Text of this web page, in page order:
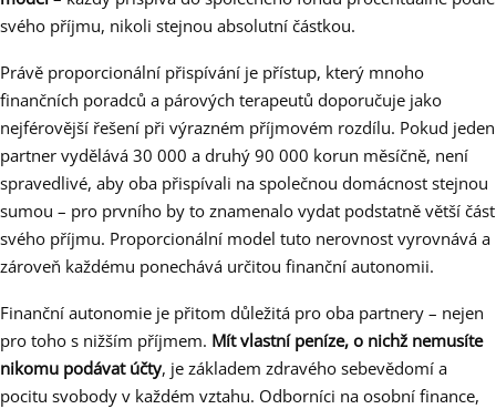
svého příjmu, nikoli stejnou absolutní částkou.
Právě proporcionální přispívání je přístup, který mnoho
finančních poradců a párových terapeutů doporučuje jako
nejférovější řešení při výrazném příjmovém rozdílu. Pokud jeden
partner vydělává 30 000 a druhý 90 000 korun měsíčně, není
spravedlivé, aby oba přispívali na společnou domácnost stejnou
sumou – pro prvního by to znamenalo vydat podstatně větší část
svého příjmu. Proporcionální model tuto nerovnost vyrovnává a
zároveň každému ponechává určitou finanční autonomii.
Finanční autonomie je přitom důležitá pro oba partnery – nejen
pro toho s nižším příjmem. Mít vlastní peníze, o nichž nemusíte
nikomu podávat účty, je základem zdravého sebevědomí a
pocitu svobody v každém vztahu. Odborníci na osobní finance,